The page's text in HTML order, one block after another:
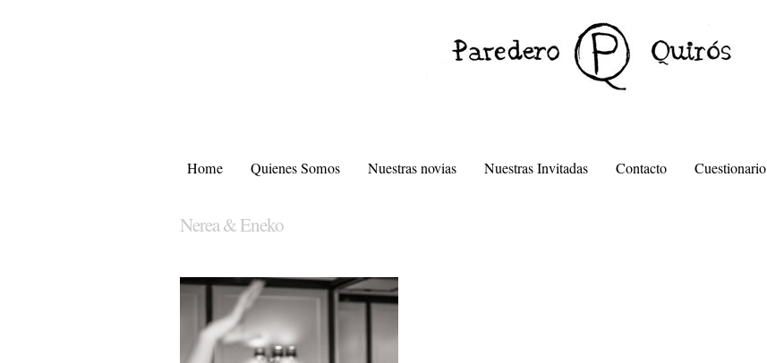
Home Quienes Somos Nuestras novias Nuestras Invitadas Contacto Cuestionario
Nerea & Eneko